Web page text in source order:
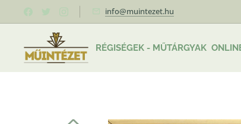
info@muintezet.hu
RÉGISÉGEK - MŰTÁRGYAK